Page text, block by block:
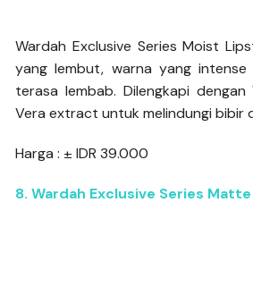
Wardah Exclusive Series Moist
yang lembut, warna yang
terasa lembab. Dilengkapi
Vera extract untuk melindungi bibir
Harga : ± IDR 39.000
8. Wardah Exclusive Series